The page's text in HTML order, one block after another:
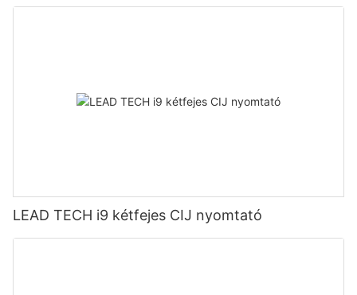
LEAD TECH i9 kétfejes CIJ nyomtató